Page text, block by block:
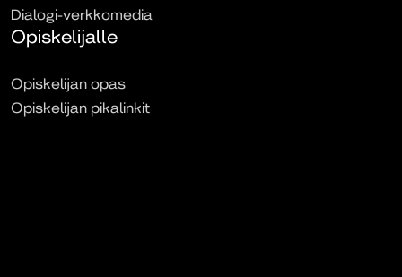
Dialogi-verkkomedia
Opiskelijalle
Opiskelijan opas
Opiskelijan pikalinkit